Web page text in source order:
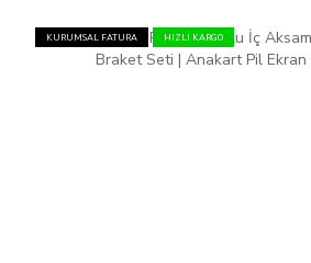
KURUMSAL FATURA HIZLI KARGO